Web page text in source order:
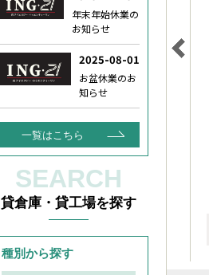
一覧はこちら
SEARCH
貸倉庫・貸工場を探す
種別から探す